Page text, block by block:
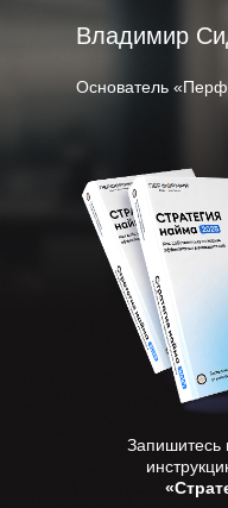
Запишитесь
Владимир
Основатель
Я соглашаюсь на
данных в
Для завершения
в Telegram для